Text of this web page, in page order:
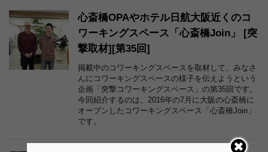
心斎橋OPAやホテル日航大阪近くのコ
ワーキングスペース「心斎橋Join」 [突
撃取材][第35回]
掲載中のコワーキングスペースを取材して、みなさ
んにコワーキングスペースの様子を伝えようという
企画「突撃コワーキングスペース」の第35回です。
今回紹介するのは、2016年の7月に大阪の心斎橋に
オープンしたコワーキングスペース「心斎橋Join」
です。